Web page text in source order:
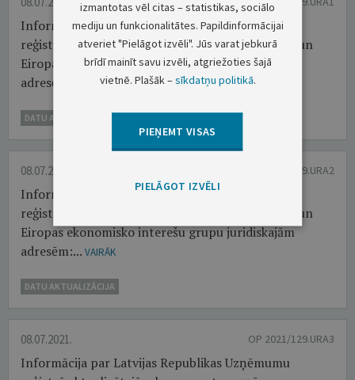
Informācija par Latvijas Republikas Uzņēmumu
reģistrā aktualizētajām komersantu, uzņēmumu un
Eiropas ekonomisko interešu grupu juridiskajām
adresēm ...
VAIRĀK
DATU AKTUALIZĀCIJA
08.07.2021. OP 2021/129.URA2
Informācija par Latvijas Republikas Uzņēmumu
reģistrā aktualizētajām komersantu, uzņēmumu un
Eiropas ekonomisko interešu grupu juridiskajām
adresēm:... VAIRĀK
DATU AKTUALIZĀCIJA
08.07.2021. OP 2021/129.URA3
Informācija par Latvijas Republikas Uzņēmumu
izmantotas vēl citas – statistikas, sociālo
mediju un funkcionalitātes. Papildinformācijai
atveriet "Pielāgot izvēli". Jūs varat jebkurā
brīdī mainīt savu izvēli, atgriežoties šajā
vietnē. Plašāk –sīkdatņu politikā.
PIEŅEMT VISAS
PIELĀGOT IZVĒLI